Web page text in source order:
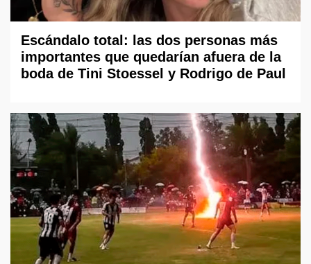
Escándalo total: las dos personas más
importantes que quedarían afuera de la
boda de Tini Stoessel y Rodrigo de Paul